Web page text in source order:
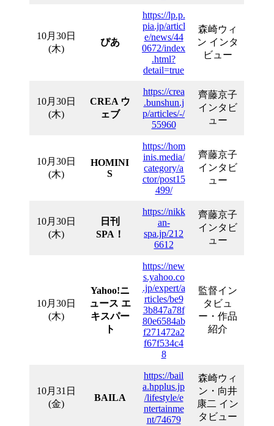
10月30日
(木)
ぴあ
https://lp.p.
pia.jp/articl
e/news/44
0672/index
.html?
detail=true
森崎ウィ
ン インタ
ビュー
10月30日
(木)
CREA ウ
ェブ
https://crea
.bunshun.j
p/articles/-/
55960
齊藤京子
インタビ
ュー
10月30日
(木)
HOMINI
S
https://hom
inis.media/
category/a
ctor/post15
499/
齊藤京子
インタビ
ュー
10月30日
(木)
日刊
SPA！
https://nikk
an-
spa.jp/212
6612
齊藤京子
インタビ
ュー
10月30日
(木)
Yahoo!ニ
ュース エ
キスパー
ト
https://new
s.yahoo.co
.jp/expert/a
rticles/be9
3b847a78f
80e6584ab
f271472a2
f67f534c4
8
監督イン
タビュ
ー・作品
紹介
10月31日
(金)
BAILA
https://bail
a.hpplus.jp
/lifestyle/e
ntertainme
nt/74679
森崎ウィ
ン・向井
康二 イン
タビュー